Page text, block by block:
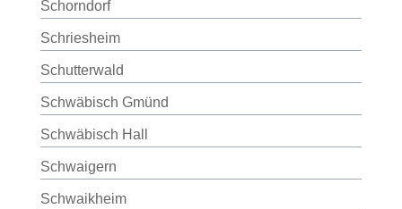
Schorndorf
Schriesheim
Schutterwald
Schwäbisch Gmünd
Schwäbisch Hall
Schwaigern
Schwaikheim